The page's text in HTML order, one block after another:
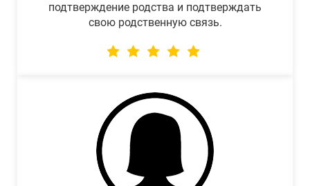
подтверждение родства и подтверждать
свою родственную связь.